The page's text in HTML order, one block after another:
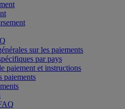
sur les paiements
par pays
paiement et instructions
paiements